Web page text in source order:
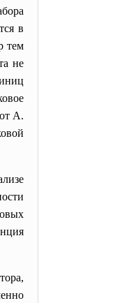
в
тем
не
А.